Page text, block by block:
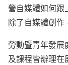
營自媒體如何跟
除了自媒體創作
勞動暨青年發展
及課程皆辦理在